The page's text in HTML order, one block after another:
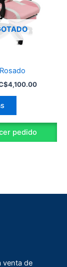
4,100.00
pedido
venta de